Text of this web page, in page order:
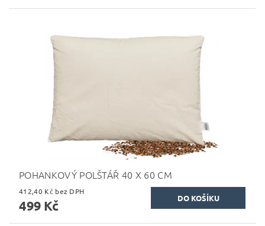
POHANKOVÝ POLŠTÁŘ 40 X 60 CM
412,40 Kč bez DPH
499 Kč